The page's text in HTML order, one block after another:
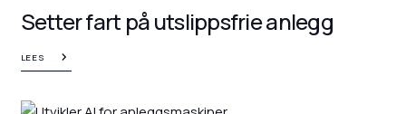
Setter fart på utslippsfrie anlegg
LEES